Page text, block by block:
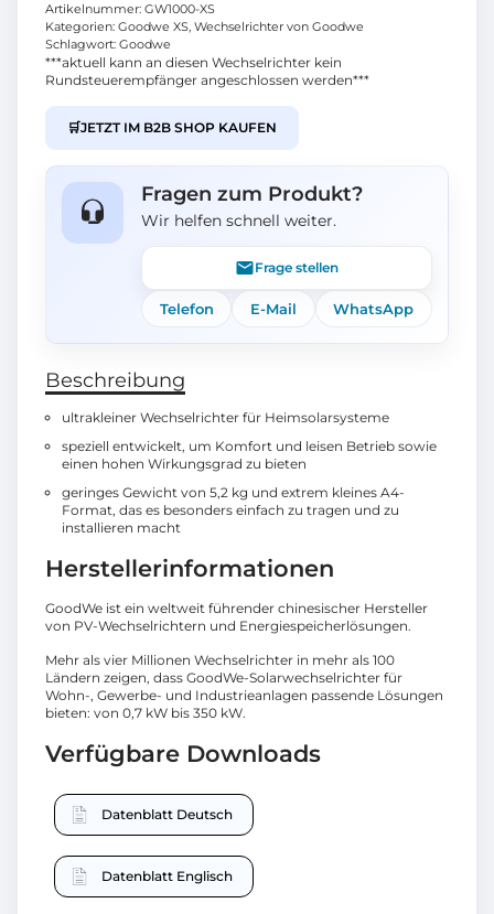
Artikelnummer: GW1000-XS
Kategorien: Goodwe XS, Wechselrichter von Goodwe
Schlagwort: Goodwe
***aktuell kann an diesen Wechselrichter kein
Rundsteuerempfänger angeschlossen werden***
🛒JETZT IM B2B SHOP KAUFEN
Fragen zum Produkt?
Wir helfen schnell weiter.
Frage stellen
Telefon E-Mail WhatsApp
Beschreibung
ultrakleiner Wechselrichter für Heimsolarsysteme
speziell entwickelt, um Komfort und leisen Betrieb sowie
einen hohen Wirkungsgrad zu bieten
geringes Gewicht von 5,2 kg und extrem kleines A4-
Format, das es besonders einfach zu tragen und zu
installieren macht
Herstellerinformationen
GoodWe ist ein weltweit führender chinesischer Hersteller
von PV-Wechselrichtern und Energiespeicherlösungen.
Mehr als vier Millionen Wechselrichter in mehr als 100
Ländern zeigen, dass GoodWe-Solarwechselrichter für
Wohn-, Gewerbe- und Industrieanlagen passende Lösungen
bieten: von 0,7 kW bis 350 kW.
Verfügbare Downloads
Datenblatt Deutsch
Datenblatt Englisch